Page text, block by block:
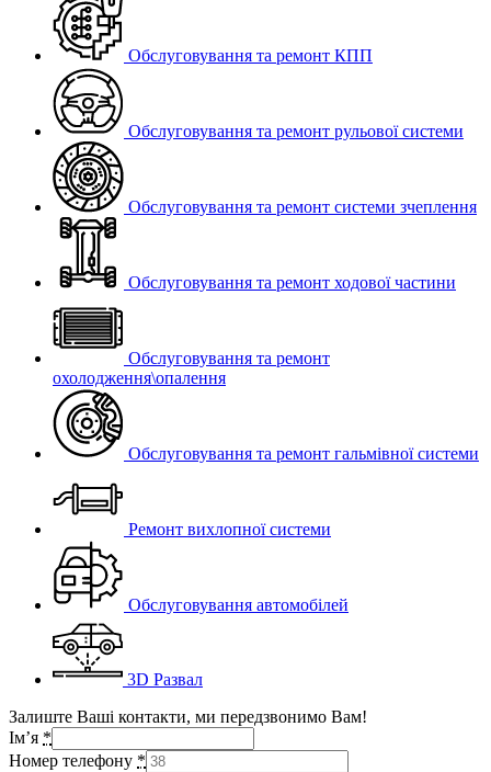
Обслуговування та ремонт КПП
Обслуговування та ремонт рульової системи
Обслуговування та ремонт системи зчеплення
Обслуговування та ремонт ходової частини
Обслуговування та ремонт
охолодження\опалення
Обслуговування та ремонт гальмівної системи
Ремонт вихлопної системи
Обслуговування автомобілей
3D Развал
Залиште Ваші контакти, ми передзвонимо Вам!
Ім’я *
Номер телефону *